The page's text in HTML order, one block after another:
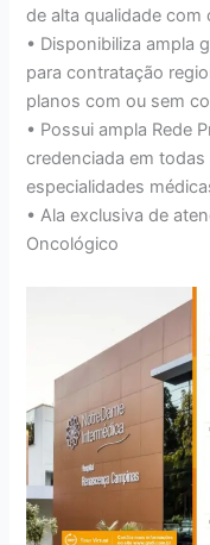
de alta qualidade com
• Disponibiliza ampla
para contratação
planos com ou sem
• Possui ampla Rede
credenciada em todas
especialidades
• Ala exclusiva de
Oncológico